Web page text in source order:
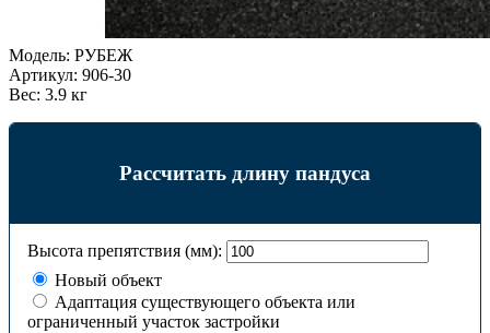
Модель: РУБЕЖ
Артикул: 906-30
Вес: 3.9 кг
Рассчитать длину пандуса
Высота препятствия (мм):
Новый объект
Адаптация существующего объекта или
ограниченный участок застройки